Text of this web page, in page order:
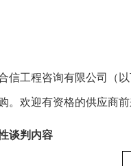
信工程咨询有限公司（
。欢迎有资格的供应商前
谈判内容